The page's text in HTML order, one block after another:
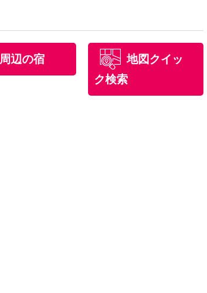
周辺の宿
地図クイッ
ク検索